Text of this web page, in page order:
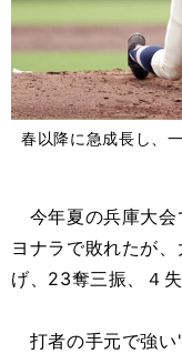
春以降に急成長し、
今年夏の兵庫大会
ヨナラで敗れたが
げ、23奪三振、４失
打者の手元で強い